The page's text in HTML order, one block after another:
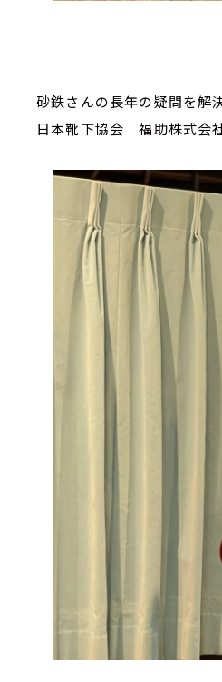
砂鉄さんの長年の疑問を解
日本靴下協会 福助株式会